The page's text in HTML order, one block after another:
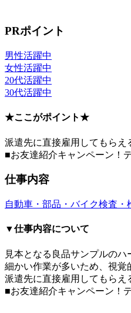
PRポイント
男性活躍中
女性活躍中
20代活躍中
30代活躍中
★ここがポイント★
派遣先に直接雇用してもら
■お友達紹介キャンペーン！
仕事内容
自動車・部品・バイク検査・
▼仕事内容について
見本となる良品サンプルの
細かい作業が多いため、視覚
派遣先に直接雇用してもら
■お友達紹介キャンペーン！